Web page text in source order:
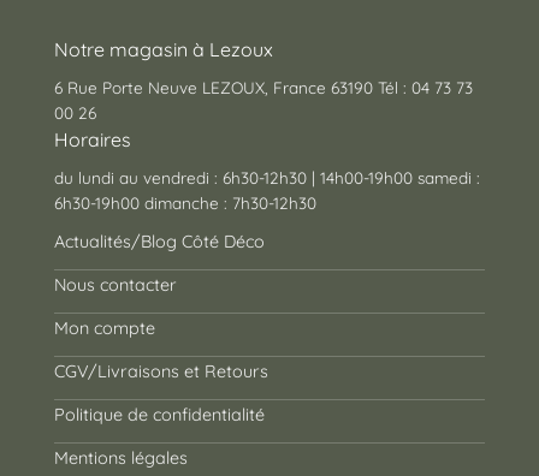
Notre magasin à Lezoux
6 Rue Porte Neuve LEZOUX, France 63190 Tél : 04 73 73
00 26
Horaires
du lundi au vendredi : 6h30-12h30 | 14h00-19h00 samedi :
6h30-19h00 dimanche : 7h30-12h30
Actualités/Blog Côté Déco
Nous contacter
Mon compte
CGV/Livraisons et Retours
Politique de confidentialité
Mentions légales